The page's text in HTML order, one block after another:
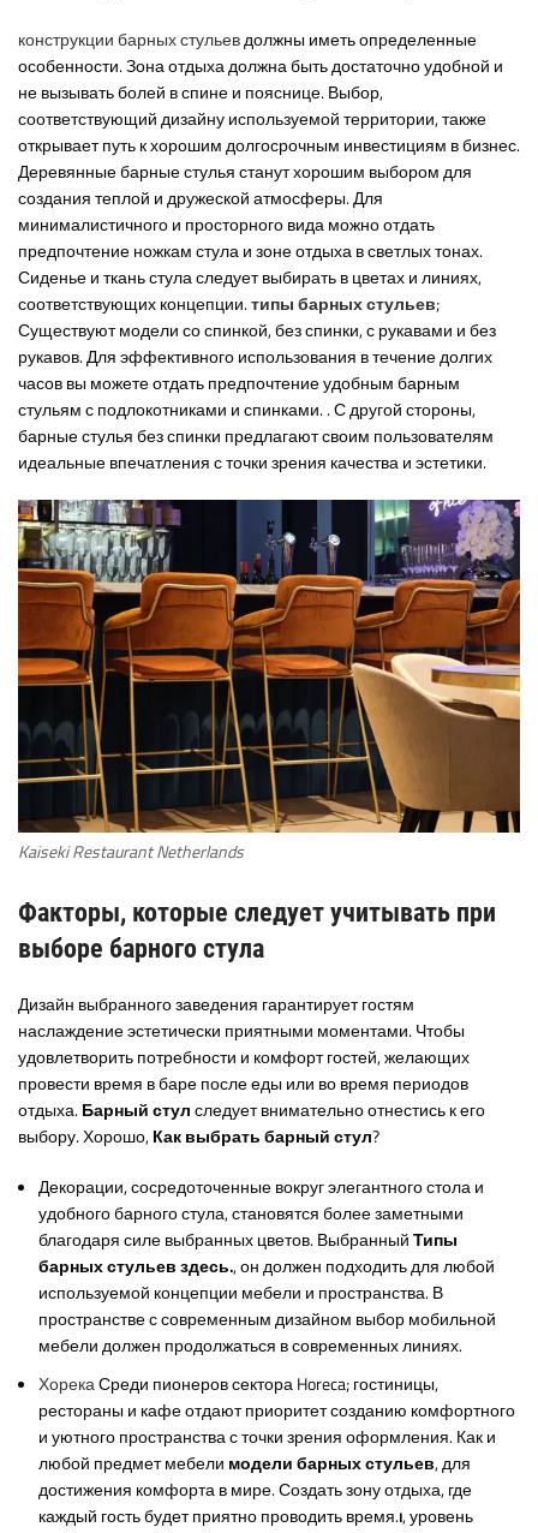
конструкции барных стульевдолжны иметь определенные
особенности. Зона отдыха должна быть достаточно удобной и
не вызывать болей в спине и пояснице. Выбор,
соответствующий дизайну используемой территории, также
открывает путь к хорошим долгосрочным инвестициям в бизнес.
Деревянные барные стулья станут хорошим выбором для
создания теплой и дружеской атмосферы. Для
минималистичного и просторного вида можно отдать
предпочтение ножкам стула и зоне отдыха в светлых тонах.
Сиденье и ткань стула следует выбирать в цветах и линиях,
соответствующих концепции.типы барных стульев;
Существуют модели со спинкой, без спинки, с рукавами и без
рукавов. Для эффективного использования в течение долгих
часов вы можете отдать предпочтение удобным барным
стульям с подлокотниками и спинками. . С другой стороны,
барные стулья без спинки предлагают своим пользователям
идеальные впечатления с точки зрения качества и эстетики.
Kaiseki Restaurant Netherlands
Факторы, которые следует учитывать при
выборе барного стула
Дизайн выбранного заведения гарантирует гостям
наслаждение эстетически приятными моментами. Чтобы
удовлетворить потребности и комфорт гостей, желающих
провести время в баре после еды или во время периодов
отдыха.Барный стулследует внимательно отнестись к его
выбору. Хорошо,Как выбрать барный стул?
Декорации, сосредоточенные вокруг элегантного стола и
удобного барного стула, становятся более заметными
благодаря силе выбранных цветов. ВыбранныйТипы
барных стульев здесь., он должен подходить для любой
используемой концепции мебели и пространства. В
пространстве с современным дизайном выбор мобильной
мебели должен продолжаться в современных линиях.
ХорекаСреди пионеров сектора Horeca; гостиницы,
рестораны и кафе отдают приоритет созданию комфортного
и уютного пространства с точки зрения оформления. Как и
любой предмет мебели модели барных стульев, для
достижения комфорта в мире. Создать зону отдыха, где
каждый гость будет приятно проводить время.ı, уровень